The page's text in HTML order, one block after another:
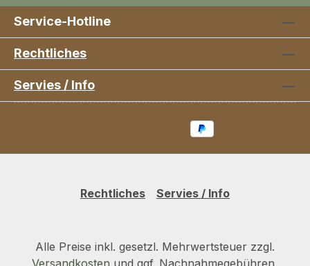
Service-Hotline
Rechtliches
Servies / Info
Rechtliches Servies / Info
Alle Preise inkl. gesetzl. Mehrwertsteuer zzgl.
Versandkosten und ggf. Nachnahmegebühren,